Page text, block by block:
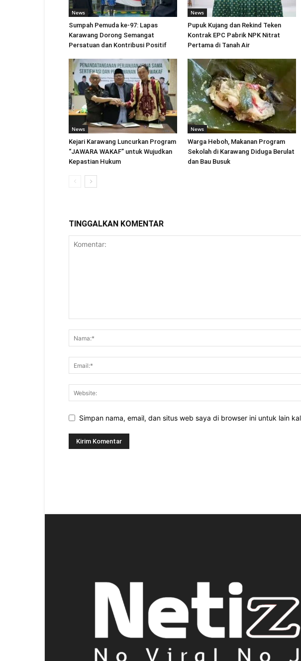
News
Sumpah Pemuda ke-97: Lapas
Karawang Dorong Semangat
Persatuan dan Kontribusi Positif
News
Pupuk Kujang dan Rekind Teken
Kontrak EPC Pabrik NPK Nitrat
Pertama di Tanah Air
News
Kejari Karawang Luncurkan Program
“JAWARA WAKAF” untuk Wujudkan
Kepastian Hukum
News
Warga Heboh, Makanan Program
Sekolah di Karawang Diduga Berulat
dan Bau Busuk
TINGGALKAN KOMENTAR
Simpan nama, email, dan situs web saya di browser ini untuk lain